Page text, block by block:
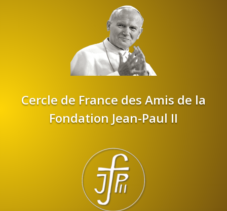
Cercle de France des Amis de la
Fondation Jean-Paul II